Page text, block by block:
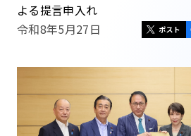
よる提言申入れ
令和8年5月27日